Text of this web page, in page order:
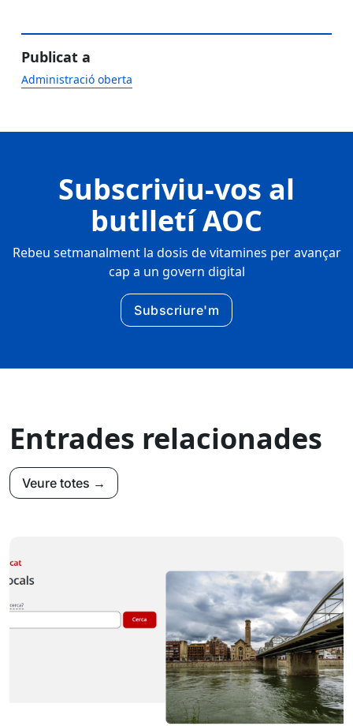
Publicat a
Administració oberta
Subscriviu-vos al
butlletí AOC
Rebeu setmanalment la dosis de vitamines per avançar
cap a un govern digital
Subscriure'm
Entrades relacionades
Veure totes →